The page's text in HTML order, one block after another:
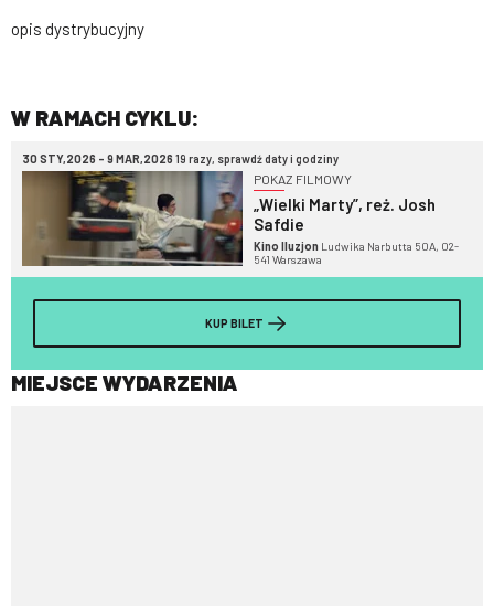
opis dystrybucyjny
W RAMACH CYKLU:
30 STY,2026 - 9 MAR,2026 19 razy, sprawdź daty i godziny
POKAZ FILMOWY
„Wielki Marty”, reż. Josh
Safdie
Kino Iluzjon Ludwika Narbutta 50A, 02-
541 Warszawa
KUP BILET
MIEJSCE WYDARZENIA